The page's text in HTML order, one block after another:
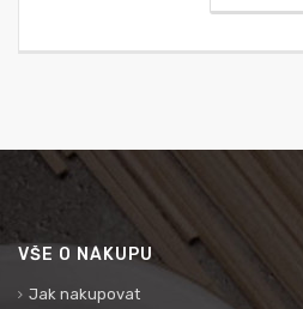
VŠE O NÁKUPU
Jak nakupovat